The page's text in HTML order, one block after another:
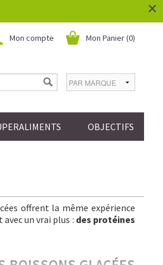
×
Mon Panier (0)
Mon compte
OBJECTIFS
offrent la même expérience
un vrai plus : des protéines